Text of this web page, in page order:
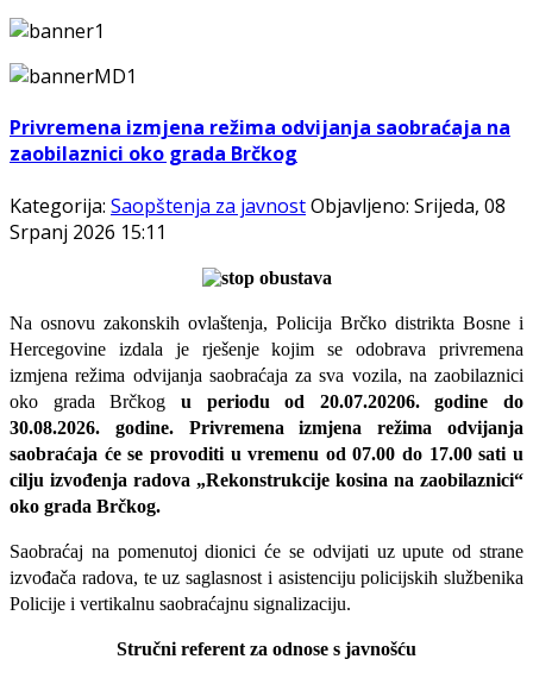
Privremena izmjena režima odvijanja saobraćaja na
zaobilaznici oko grada Brčkog
Kategorija: Saopštenja za javnostObjavljeno: Srijeda, 08
Srpanj 2026 15:11
Na osnovu zakonskih ovlaštenja, Policija Brčko distrikta Bosne i
Hercegovine izdala je rješenje kojim se odobrava privremena
izmjena režima odvijanja saobraćaja za sva vozila, na zaobilaznici
oko grada Brčkog u periodu od 20.07.20206. godine do
30.08.2026. godine. Privremena izmjena režima odvijanja
saobraćaja će se provoditi u vremenu od 07.00 do 17.00 sati u
cilju izvođenja radova „Rekonstrukcije kosina na zaobilaznici“
oko grada Brčkog.
Saobraćaj na pomenutoj dionici će se odvijati uz upute od strane
izvođača radova, te uz saglasnost i asistenciju policijskih službenika
Policije i vertikalnu saobraćajnu signalizaciju.
Stručni referent za odnose s javnošću